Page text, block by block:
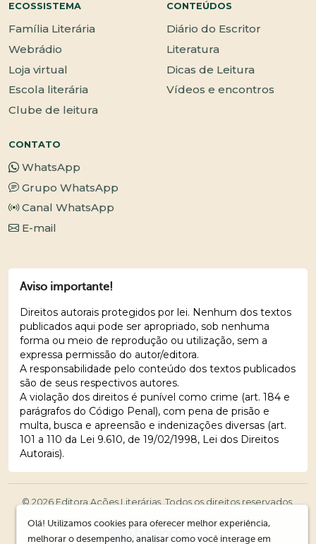
ECOSSISTEMA
Família Literária
Webrádio
Loja virtual
Escola literária
Clube de leitura
CONTEÚDOS
Diário do Escritor
Literatura
Dicas de Leitura
Vídeos e encontros
CONTATO
WhatsApp
Grupo WhatsApp
Canal WhatsApp
E-mail
Aviso importante!
Direitos autorais protegidos por lei. Nenhum dos textos
publicados aqui pode ser apropriado, sob nenhuma
forma ou meio de reprodução ou utilização, sem a
expressa permissão do autor/editora.
A responsabilidade pelo conteúdo dos textos publicados
são de seus respectivos autores.
A violação dos direitos é punível como crime (art. 184 e
parágrafos do Código Penal), com pena de prisão e
multa, busca e apreensão e indenizações diversas (art.
101 a 110 da Lei 9.610, de 19/02/1998, Lei dos Direitos
Autorais).
© 2026 Editora Ações Literárias. Todos os direitos reservados.
Olá! Utilizamos cookies para oferecer melhor experiência,
melhorar o desempenho, analisar como você interage em